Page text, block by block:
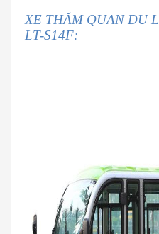
XE THĂM QUAN DU
LT-S14F: